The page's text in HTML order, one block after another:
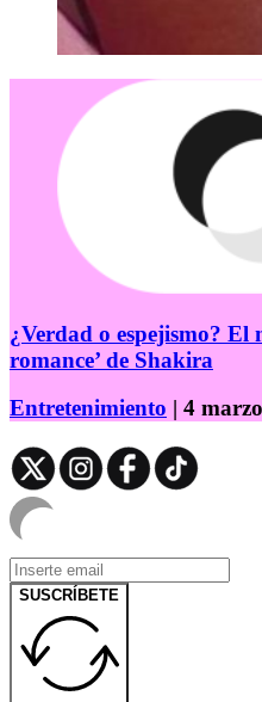
¿Verdad o espejismo? El
romance’ de Shakira
Entretenimiento | 4
SUSCRÍBETE